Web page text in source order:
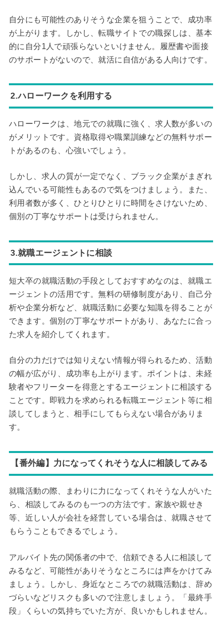
自分にも可能性のありそうな企業を狙うことで、成功率
が上がります。しかし、転職サイトでの職探しは、基本
的に自分1人で頑張らないといけません。履歴書や面接
のサポートがないので、就活に自信がある人向けです。
2.ハローワークを利用する
ハローワークは、地元での就職に強く、求人数が多いの
がメリットです。資格取得や職業訓練などの無料サポー
トがあるのも、心強いでしょう。
しかし、求人の質が一定でなく、ブラック企業がまぎれ
込んでいる可能性もあるので気をつけましょう。また、
利用者数が多く、ひとりひとりに時間をさけないため、
個別の丁寧なサポートは受けられません。
3.就職エージェントに相談
短大卒の就職活動の手段としておすすめなのは、就職エ
ージェントの活用です。無料の研修制度があり、自己分
析や企業分析など、就職活動に必要な知識を得ることが
できます。個別の丁寧なサポートがあり、あなたに合っ
た求人を紹介してくれます。
自分の力だけでは知りえない情報が得られるため、活動
の幅が広がり、成功率も上がります。ポイントは、未経
験者やフリーターを得意とするエージェントに相談する
ことです。即戦力を求められる転職エージェント等に相
談してしまうと、相手にしてもらえない場合がありま
す。
【番外編】力になってくれそうな人に相談してみる
就職活動の際、まわりに力になってくれそうな人がいた
ら、相談してみるのも一つの方法です。家族や親せき
等、近しい人が会社を経営している場合は、就職させて
もらうこともできるでしょう。
アルバイト先の関係者の中で、信頼できる人に相談して
みるなど、可能性がありそうなところには声をかけてみ
ましょう。しかし、身近なところでの就職活動は、辞め
づらいなどリスクも多いので注意しましょう。「最終手
段」くらいの気持ちでいた方が、良いかもしれません。